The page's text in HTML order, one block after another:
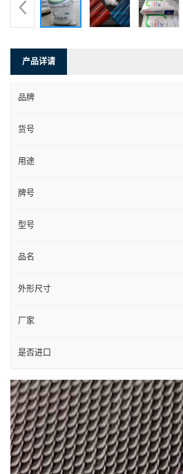
产品详请
品牌
货号
用途
牌号
型号
品名
外形尺寸
厂家
是否进口